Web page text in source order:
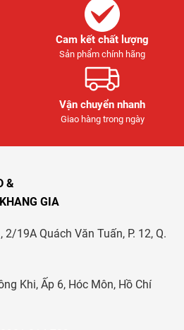
Cam kết chất lượng
Sản phẩm chính hãng
Vận chuyển nhanh
Giao hàng trong ngày
&
GIA
2/19A Quách Văn Tuấn, P. 12, Q.
Khi, Ấp 6, Hóc Môn, Hồ Chí